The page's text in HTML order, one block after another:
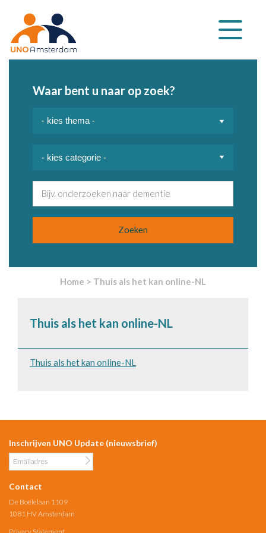
Klap
navigatie
Waar bent u naar op zoek?
Home > Thuis als het kan online-NL
Thuis als het kan online-NL
Thuis als het kan online-NL
Inschrijven UNO Update (nieuwsbrief)
Contact
De Boelelaan 1109
1081 HV Amsterdam
Privacy Statement